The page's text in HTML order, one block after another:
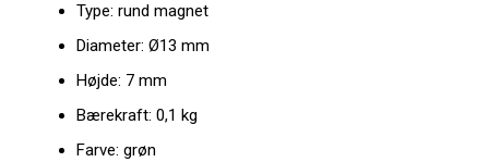
Type: rund magnet
Diameter: Ø13 mm
Højde: 7 mm
Bærekraft: 0,1 kg
Farve: grøn